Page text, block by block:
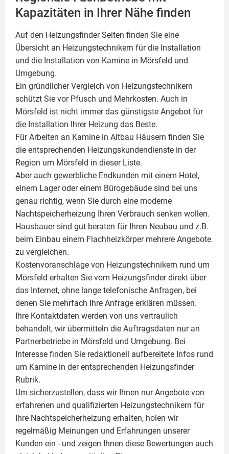
Kapazitäten in Ihrer Nähe finden
Auf den Heizungsfinder Seiten finden Sie eine
Übersicht an Heizungstechnikern für die Installation
und die Installation von Kamine in Mörsfeld und
Umgebung.
Ein gründlicher Vergleich von Heizungstechnikern
schützt Sie vor Pfusch und Mehrkosten. Auch in
Mörsfeld ist nicht immer das günstigste Angebot für
die Installation Ihrer Heizung das Beste.
Für Arbeiten an Kamine in Altbau Häusern finden Sie
die entsprechenden Heizungskundendienste in der
Region um Mörsfeld in dieser Liste.
Aber auch gewerbliche Endkunden mit einem Hotel,
einem Lager oder einem Bürogebäude sind bei uns
genau richtig, wenn Sie durch eine moderne
Nachtspeicherheizung Ihren Verbrauch senken wollen.
Hausbauer sind gut beraten für Ihren Neubau und z.B.
beim Einbau einem Flachheizkörpermehrere Angebote
zu vergleichen.
Kostenvoranschläge von Heizungstechnikern rund um
Mörsfeld erhalten Sie vom Heizungsfinder direkt über
das Internet, ohne lange telefonische Anfragen, bei
denen Sie mehrfach Ihre Anfrage erklären müssen.
Ihre Kontaktdaten werden von uns vertraulich
behandelt, wir übermitteln die Auftragsdaten nur an
Partnerbetriebe in Mörsfeld und Umgebung. Bei
Interesse finden Sie redaktionell aufbereitete Infos rund
um Kamine in der entsprechenden Heizungsfinder
Rubrik.
Um sicherzustellen, dass wir Ihnen nur Angebote von
erfahrenen und qualifizierten Heizungstechnikern für
Ihre Nachtspeicherheizung erhalten, holen wir
regelmäßig Meinungen und Erfahrungen unserer
Kunden ein - und zeigen Ihnen diese Bewertungen auch